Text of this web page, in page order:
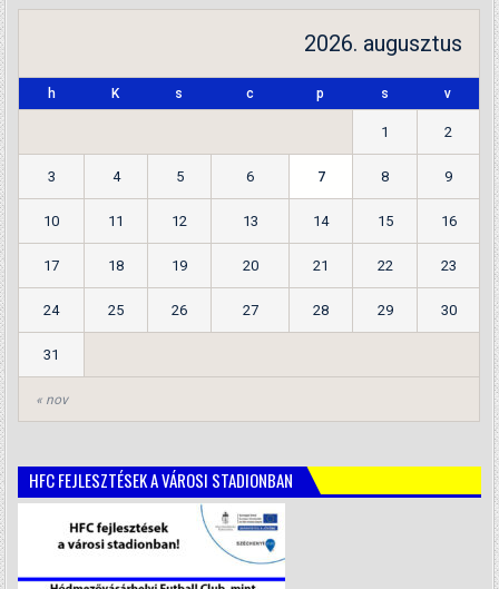
2026. augusztus
h K s c p s v
« nov
1 2
3 4 5 6 7 8 9
10 11 12 13 14 15 16
17 18 19 20 21 22 23
24 25 26 27 28 29 30
31
HFC FEJLESZTÉSEK A VÁROSI STADIONBAN